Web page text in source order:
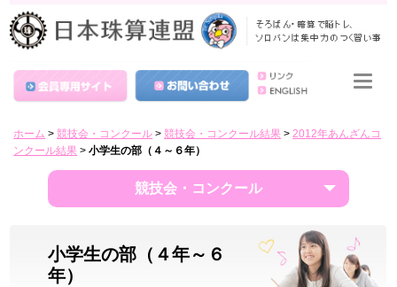
ホーム >競技会・コンクール >競技会・コンクール結果 > 2012年あんざんコ
ンクール結果 >小学生の部（４～６年）
小学生の部（４年～６
年）
競技会・コンクール